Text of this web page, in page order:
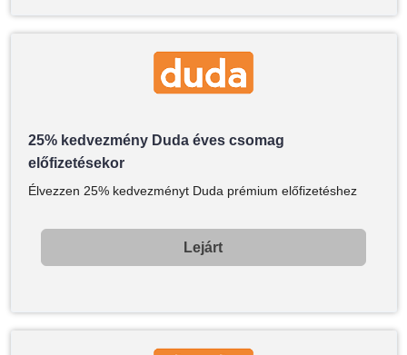
25% kedvezmény Duda éves csomag
előfizetésekor
Élvezzen 25% kedvezményt Duda prémium előfizetéshez
Lejárt